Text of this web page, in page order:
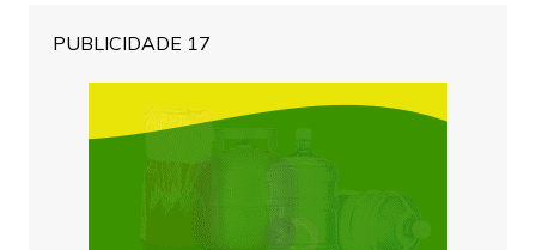
PUBLICIDADE 17